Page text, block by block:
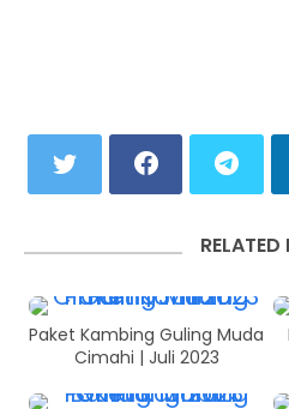
RELATED
Paket Kambing Guling Muda
Cimahi | Juli 2023